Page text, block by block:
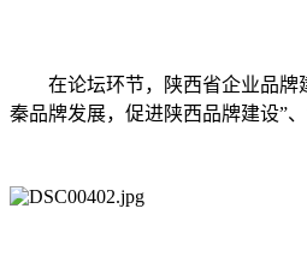
在论坛环节，陕西省企业品牌
秦品牌发展，促进陕西品牌建设”